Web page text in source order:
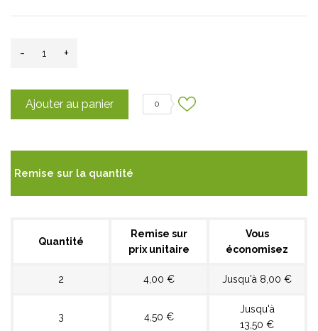
- +
Ajouter au panier 0
Remise sur la quantité
Quantité
Remise sur
prix unitaire
Vous
économisez
2 4,00 € Jusqu'à 8,00 €
3 4,50 €
Jusqu'à
13,50 €